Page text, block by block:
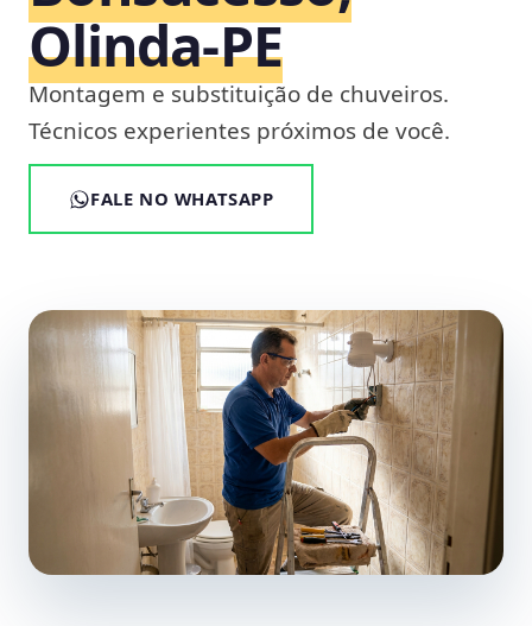
Olinda‑PE
Montagem e substituição de chuveiros.
Técnicos experientes próximos de você.
FALE NO WHATSAPP